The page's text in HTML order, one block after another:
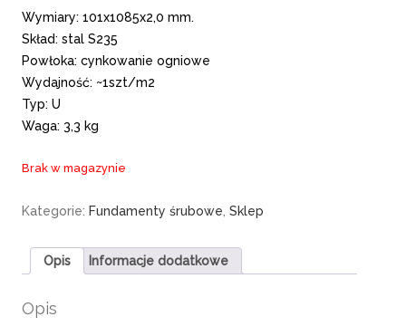
Wymiary: 101x1085x2,0 mm.
Skład: stal S235
Powłoka: cynkowanie ogniowe
Wydajność: ~1szt/m2
Typ: U
Waga: 3,3 kg
Brak w magazynie
Kategorie: Fundamenty śrubowe Sklep
Opis Informacje dodatkowe
Opis